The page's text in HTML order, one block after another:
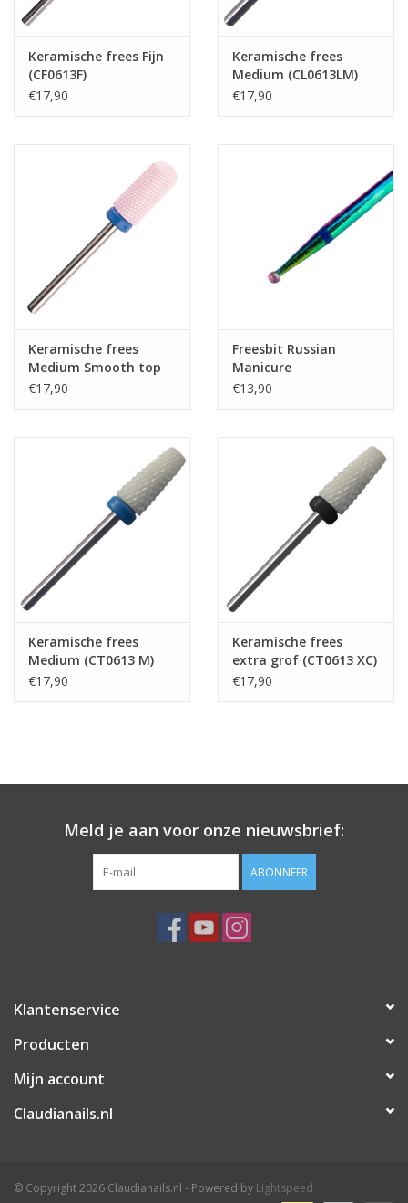
Keramische frees Fijn
(CF0613F)
€17,90
Keramische frees
Medium (CL0613LM)
€17,90
Keramische frees
Medium Smooth top
(CS0713M)
€17,90
Freesbit Russian
Manicure
€13,90
Keramische frees
Medium (CT0613 M)
€17,90
Keramische frees
extra grof (CT0613 XC)
€17,90
Meld je aan voor onze nieuwsbrief:
ABONNEER
Klantenservice
Producten
Mijn account
Claudianails.nl
© Copyright 2026 Claudianails.nl - Powered by Lightspeed